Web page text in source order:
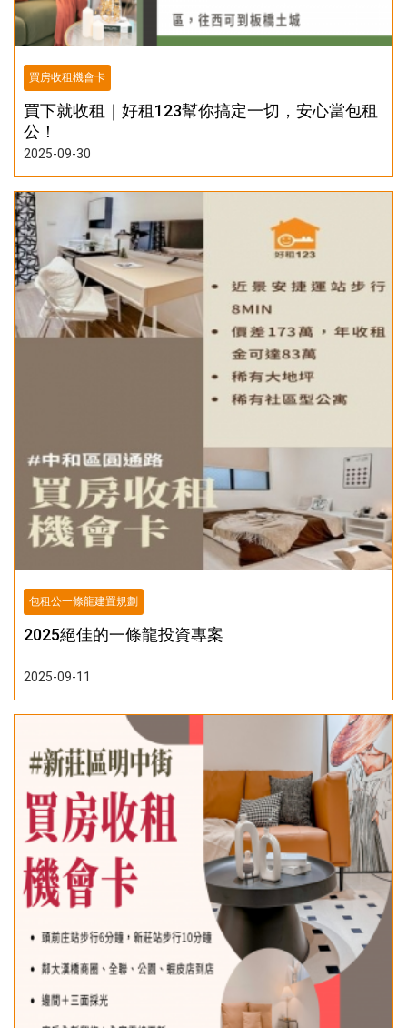
買房收租機會卡
買下就收租｜好租123幫你搞定一切，安心當包租
公！
2025-09-30
包租公一條龍建置規劃
2025絕佳的一條龍投資專案
2025-09-11